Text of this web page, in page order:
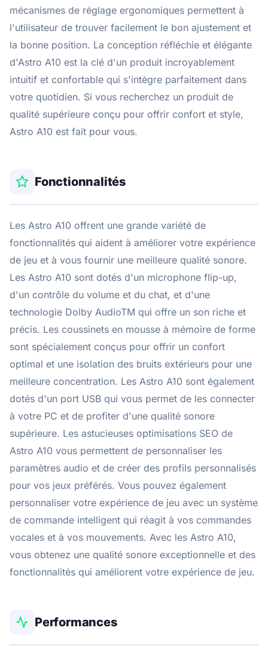
mécanismes de réglage ergonomiques permettent à
l'utilisateur de trouver facilement le bon ajustement et
la bonne position. La conception réfléchie et élégante
d'Astro A10 est la clé d'un produit incroyablement
intuitif et confortable qui s'intègre parfaitement dans
votre quotidien. Si vous recherchez un produit de
qualité supérieure conçu pour offrir confort et style,
Astro A10 est fait pour vous.
Fonctionnalités
Les Astro A10 offrent une grande variété de
fonctionnalités qui aident à améliorer votre expérience
de jeu et à vous fournir une meilleure qualité sonore.
Les Astro A10 sont dotés d'un microphone flip-up,
d'un contrôle du volume et du chat, et d'une
technologie Dolby AudioTM qui offre un son riche et
précis. Les coussinets en mousse à mémoire de forme
sont spécialement conçus pour offrir un confort
optimal et une isolation des bruits extérieurs pour une
meilleure concentration. Les Astro A10 sont également
dotés d'un port USB qui vous permet de les connecter
à votre PC et de profiter d'une qualité sonore
supérieure. Les astucieuses optimisations SEO de
Astro A10 vous permettent de personnaliser les
paramètres audio et de créer des profils personnalisés
pour vos jeux préférés. Vous pouvez également
personnaliser votre expérience de jeu avec un système
de commande intelligent qui réagit à vos commandes
vocales et à vos mouvements. Avec les Astro A10,
vous obtenez une qualité sonore exceptionnelle et des
fonctionnalités qui améliorent votre expérience de jeu.
Performances